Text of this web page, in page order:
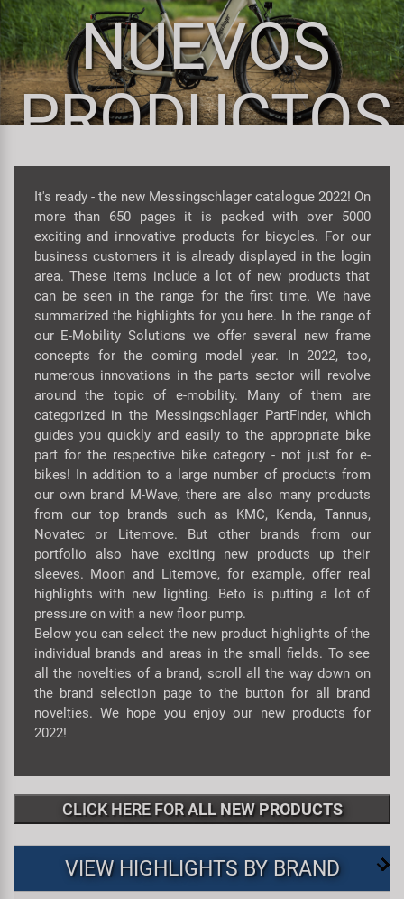
PartFinder
Espejos
Guardabarros y Protección del
Cuadro
Iluminación
Portaequipajes
Remolques
Rodillos de Entrenamiento
Ropa y Cascos
Timbres
Transporte y Aparcamiento
Frenos
Grips
Horquillas
Neumáticos de Bicicleta
Pedales
Ruedas
Sillines
Tijas de Sillín
Personalización
Productos Cuidado / Reparación
Soportes Montaje / Equipamiento
equipamiento-tienda
KUJO
Litemove
Novatec
Samox
Smart
SRAM/RockShox
Super B
Trail-Gator
Velo
Todas las marcas
NUEVOS
PRODUCTOS
It's ready - the new Messingschlager catalogue 2022! On
more than 650 pages it is packed with over 5000
exciting and innovative products for bicycles. For our
business customers it is already displayed in the login
area. These items include a lot of new products that
can be seen in the range for the first time. We have
summarized the highlights for you here. In the range of
our E-Mobility Solutions we offer several new frame
concepts for the coming model year. In 2022, too,
numerous innovations in the parts sector will revolve
around the topic of e-mobility. Many of them are
categorized in the Messingschlager PartFinder, which
guides you quickly and easily to the appropriate bike
part for the respective bike category - not just for e-
bikes! In addition to a large number of products from
our own brand M-Wave, there are also many products
from our top brands such as KMC, Kenda, Tannus,
Novatec or Litemove. But other brands from our
portfolio also have exciting new products up their
sleeves. Moon and Litemove, for example, offer real
highlights with new lighting. Beto is putting a lot of
pressure on with a new floor pump.
Below you can select the new product highlights of the
individual brands and areas in the small fields. To see
all the novelties of a brand, scroll all the way down on
the brand selection page to the button for all brand
novelties. We hope you enjoy our new products for
2022!
CLICK HERE FORALL NEW PRODUCTS
VIEW HIGHLIGHTS BY BRAND